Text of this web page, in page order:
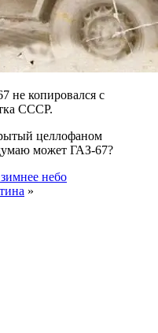
не копировался с
СССР.
целлофаном
может ГАЗ-67?
небо
»